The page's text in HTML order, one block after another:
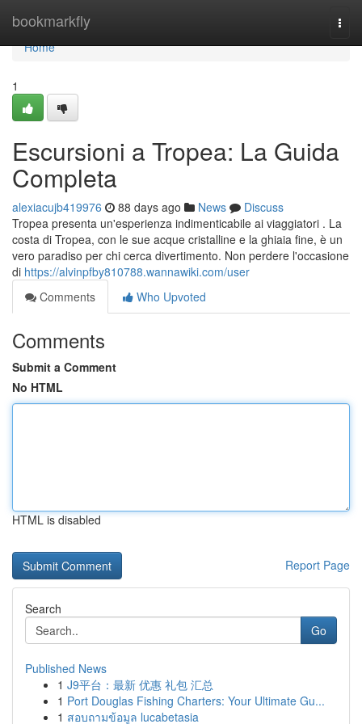
bookmarkfly
Home
Home
1
Escursioni a Tropea: La Guida
Completa
alexiacujb419976 88 days ago News
Discuss
Tropea presenta un'esperienza indimenticabile ai viaggiatori . La
costa di Tropea, con le sue acque cristalline e la ghiaia fine, è un
vero paradiso per chi cerca divertimento. Non perdere l'occasione
di https://alvinpfby810788.wannawiki.com/user
Comments
Who Upvoted
Comments
Submit a Comment
No HTML
HTML is disabled
Report Page
Search
Go
Published News
1 J9平台：最新 优惠 礼包 汇总
1 Port Douglas Fishing Charters: Your Ultimate Gu...
1 สอบถามข้อมูล lucabetasia